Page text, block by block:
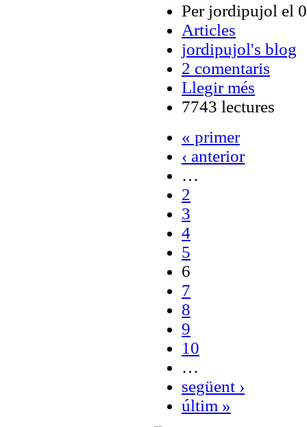
Per jordipujol el
Articles
jordipujol's blog
2 comentaris
Llegir més
7743 lectures
« primer
‹ anterior
…
2
3
4
5
6
7
8
9
10
…
següent ›
últim »